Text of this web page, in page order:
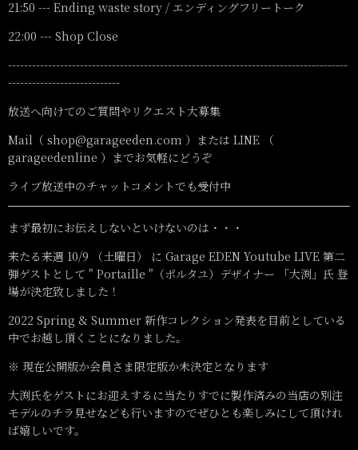
21:50 --- Ending waste story / エンディングフリートーク
22:00 --- Shop Close
-------------------------------------------------------------------------------------
----------------------------
放送へ向けてのご質問やリクエスト大募集
Mail（ shop@garageeden.com ）または LINE （
garageedenline ）までお気軽にどうぞ
ライブ放送中のチャットコメントでも受付中
まず最初にお伝えしないといけないのは・・・
来たる来週 10/9 （土曜日） に Garage EDEN Youtube LIVE 第二
弾ゲストとして " Portaille "（ポルタユ）デザイナー 「大渕」氏 登
場が決定致しました！
2022 Spring & Summer 新作コレクション発表を目前としている
中でお越し頂くことになりました。
※ 現在公開版か会員さま限定版か未決定となります
大渕氏をゲストにお迎えするに当たりすでに製作済みの当店の別注
モデルのチラ見せなども行いますのでぜひとも楽しみにして頂けれ
ば嬉しいです。